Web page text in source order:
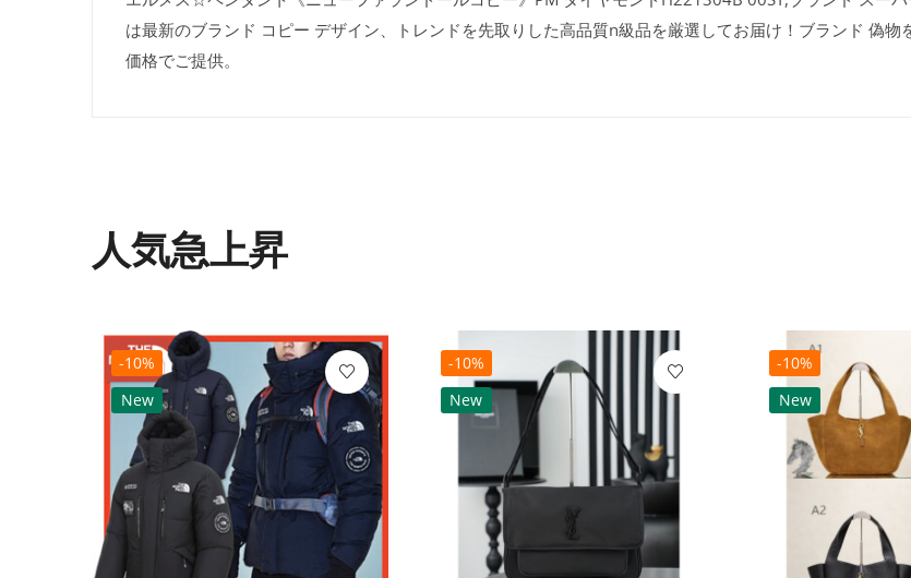
は最新のブランド コピー デザイン、トレンドを先取りした高品質n級品を厳選してお届け！ブランド 偽物
価格でご提供。
人気急上昇
-10%
New
-10%
New
-10%
New